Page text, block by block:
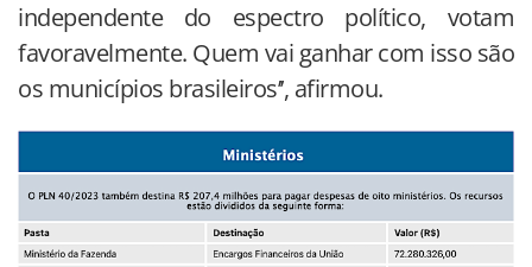
independente do espectro político, votam
favoravelmente. Quem vai ganhar com isso são
os municípios brasileiros’’, afirmou.